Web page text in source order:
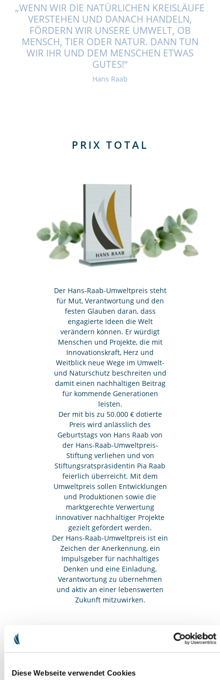
Diese Webseite verwendet Cookies
„WENN WIR DIE NATÜRLICHEN KREISLÄUFE
VERSTEHEN UND DANACH HANDELN,
FÖRDERN WIR UNSERE UMWELT, OB
MENSCH, TIER ODER NATUR. DANN TUN
WIR IHR UND DEM MENSCHEN ETWAS
GUTES!“
Hans Raab
PRIX TOTAL
Der Hans-Raab-Umweltpreis steht
für Mut, Verantwortung und den
festen Glauben daran, dass
engagierte Ideen die Welt
verändern können. Er würdigt
Menschen und Projekte, die mit
Innovationskraft, Herz und
Weitblick neue Wege im Umwelt-
und Naturschutz beschreiten und
damit einen nachhaltigen Beitrag
für kommende Generationen
leisten.
Der mit bis zu 50.000 € dotierte
Preis wird anlässlich des
Geburtstags von Hans Raab von
der Hans-Raab-Umweltpreis-
Stiftung verliehen und von
Stiftungsratspräsidentin Pia Raab
feierlich überreicht. Mit dem
Umweltpreis sollen Entwicklungen
und Produktionen sowie die
marktgerechte Verwertung
innovativer nachhaltiger Projekte
gezielt gefördert werden.
Der Hans-Raab-Umweltpreis ist ein
Zeichen der Anerkennung, ein
Impulsgeber für nachhaltiges
Denken und eine Einladung,
Verantwortung zu übernehmen
und aktiv an einer lebenswerten
Zukunft mitzuwirken.